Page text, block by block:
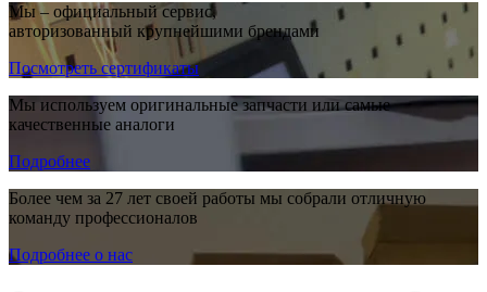
Мы – официальный сервис,
авторизованный крупнейшими брендами
Посмотреть сертификаты
Мы используем оригинальные запчасти или самые
качественные аналоги
Подробнее
Более чем за 27 лет своей работы мы собрали отличную
команду профессионалов
Подробнее о нас